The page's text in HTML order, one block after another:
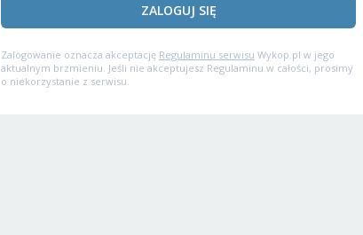
ZALOGUJ SIĘ
Zalogowanie oznacza akceptację Regulaminu serwisu Wykop.pl w jego
aktualnym brzmieniu. Jeśli nie akceptujesz Regulaminu w całości, prosimy
o niekorzystanie z serwisu.